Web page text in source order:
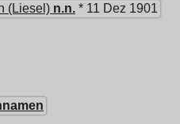
(Liesel) n.n. * 11 Dez 1901